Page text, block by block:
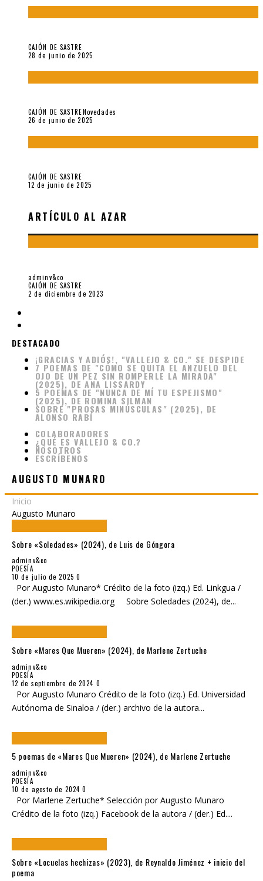
CAJÓN DE SASTRE
28 de junio de 2025
CAJÓN DE SASTRENovedades
26 de junio de 2025
CAJÓN DE SASTRE
12 de junio de 2025
ARTÍCULO AL AZAR
adminv&co
CAJÓN DE SASTRE
2 de diciembre de 2023
DESTACADO
¡GRACIAS Y ADIÓS!, "VALLEJO & CO." SE DESPIDE
7 POEMAS DE "CÓMO SE QUITA EL ANZUELO DEL
OJO DE UN PEZ SIN ROMPERLE LA MIRADA"
(2025), DE ANA LISSARDY
5 POEMAS DE "NUNCA DE MÍ TU ESPEJISMO"
(2025), DE ROMINA SILMAN
SOBRE "PROSAS MINÚSCULAS" (2025), DE
ALONSO RABÍ
COLABORADORES
¿QUÉ ES VALLEJO & CO.?
NOSOTROS
ESCRÍBENOS
AUGUSTO MUNARO
Inicio
Augusto Munaro
Sobre «Soledades» (2024), de Luis de Góngora
adminv&co
POESÍA
10 de julio de 2025 0
Por Augusto Munaro* Crédito de la foto (izq.) Ed. Linkgua /
(der.) www.es.wikipedia.org Sobre Soledades (2024), de...
Sobre «Mares Que Mueren» (2024), de Marlene Zertuche
adminv&co
POESÍA
12 de septiembre de 2024 0
Por Augusto Munaro Crédito de la foto (izq.) Ed. Universidad
Autónoma de Sinaloa / (der.) archivo de la autora...
5 poemas de «Mares Que Mueren» (2024), de Marlene Zertuche
adminv&co
POESÍA
10 de agosto de 2024 0
Por Marlene Zertuche* Selección por Augusto Munaro
Crédito de la foto (izq.) Facebook de la autora / (der.) Ed....
Sobre «Locuelas hechizas» (2023), de Reynaldo Jiménez + inicio del
poema